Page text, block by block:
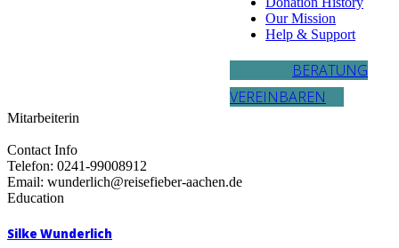
Our Mission
Help & Support
BERATUNG
VEREINBAREN
Mitarbeiterin
Contact Info
Telefon: 0241-99008912
Email: wunderlich@reisefieber-aachen.de
Education
Silke Wunderlich